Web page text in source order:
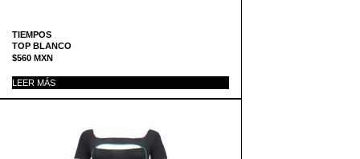
TIEMPOS
TOP BLANCO
$560 MXN
LEER MÁS